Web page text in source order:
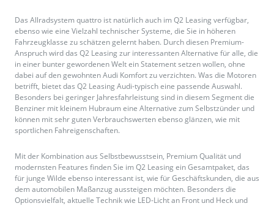
Das Allradsystem quattro ist natürlich auch im Q2 Leasing verfügbar,
ebenso wie eine Vielzahl technischer Systeme, die Sie in höheren
Fahrzeugklasse zu schätzen gelernt haben. Durch diesen Premium-
Anspruch wird das Q2 Leasing zur interessanten Alternative für alle, die
in einer bunter gewordenen Welt ein Statement setzen wollen, ohne
dabei auf den gewohnten Audi Komfort zu verzichten. Was die Motoren
betrifft, bietet das Q2 Leasing Audi-typisch eine passende Auswahl.
Besonders bei geringer Jahresfahrleistung sind in diesem Segment die
Benziner mit kleinem Hubraum eine Alternative zum Selbstzünder und
können mit sehr guten Verbrauchswerten ebenso glänzen, wie mit
sportlichen Fahreigenschaften.
Mit der Kombination aus Selbstbewusstsein, Premium Qualität und
modernsten Features finden Sie im Q2 Leasing ein Gesamtpaket, das
für junge Wilde ebenso interessant ist, wie für Geschäftskunden, die aus
dem automobilen Maßanzug aussteigen möchten. Besonders die
Optionsvielfalt, aktuelle Technik wie LED-Licht an Front und Heck und